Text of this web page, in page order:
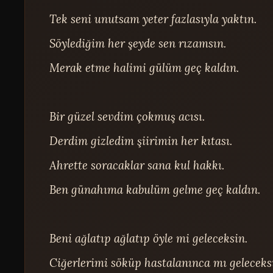
Tek seni unutsam yeter fazlasıyla yaktın.
Söylediğim her şeyde sen rızamsın.
Merak etme halimi gülüm geç kaldın.
Bir güzel sevdim çokmuş acısı.
Derdim gizledim şiirimin her kıtası.
Ahrette soracaklar sana kul hakkı.
Ben günahıma kabulüm gelme geç kaldın.
Beni ağlatıp ağlatıp öyle mi geleceksin.
Ciğerlerimi söküp hastalanınca mı